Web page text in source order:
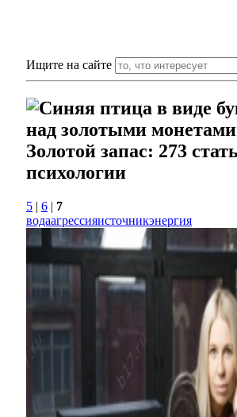
Ищите на сайте
Золотой запас: 273
психологии
5 | 6 | 7
водаагрессияисточникэнергия